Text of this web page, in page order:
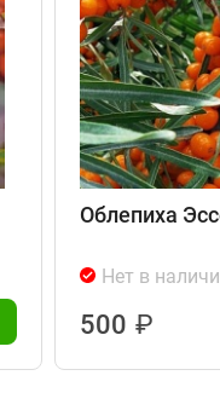
Облепиха
Нет в
500 ₽